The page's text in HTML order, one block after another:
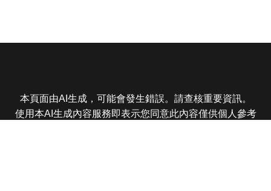
本頁面由AI生成，可能會發生錯誤。請查核重要資訊。
使用本AI生成內容服務即表示您同意此內容僅供個人參考